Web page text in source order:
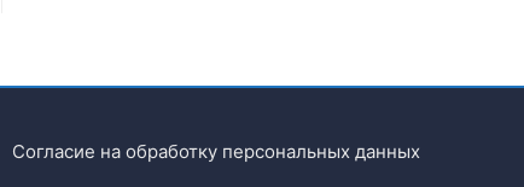
Согласие на обработку персональных данных